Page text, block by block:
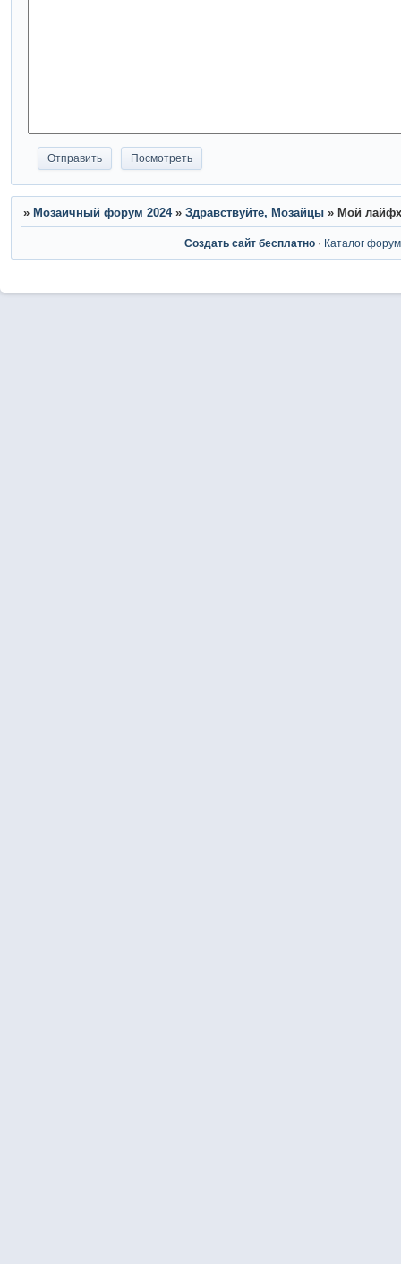
» Мозаичный форум 2024 » Здравствуйте, Мозайцы » Мой
Создать сайт бесплатно · Каталог